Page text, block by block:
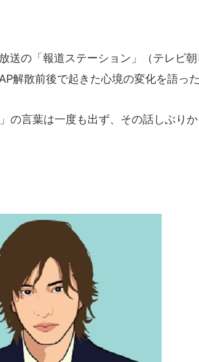
送の「報道ステーション」（テレビ
解散前後で起きた心境の変化を語った
の言葉は一度も出ず、その話しぶり